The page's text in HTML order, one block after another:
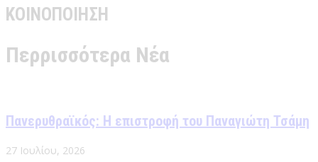
ΚΟΙΝΟΠΟΙΗΣΗ
Περρισσότερα Νέα
Πανερυθραϊκός: Η επιστροφή του Παναγιώτη Τσάμη
27 Ιουλίου, 2026